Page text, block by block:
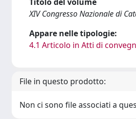
XIV Congresso Nazionale di
Appare nelle tipologie:
4.1 Articolo in Atti di
File in questo prodotto:
Non ci sono file associati a